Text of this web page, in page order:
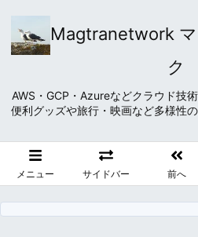
Magtranetwork
ク
AWS・GCP・Azureなどクラウド技
便利グッズや旅行・映画など多様性
メニュー サイドバー 前へ